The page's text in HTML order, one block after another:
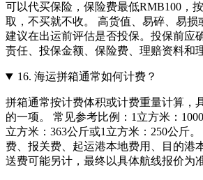
可以代买保险，保险费最低RMB100，
取，不买就不收。 高货值、易碎、易损
建议在出运前评估是否投保。投保前应
责任、投保金额、保险费、理赔资料和
16. 海运拼箱通常如何计费？
拼箱通常按计费体积或计费重量计算，
的一项。 常见参考比例：1立方米：
立方米：363公斤或1立方米：250公斤
费、报关费、起运港本地费用、目的港
送费可能另计，最终以具体航线报价为准